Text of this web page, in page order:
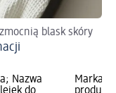
blask skóry
Nazwa
Marka: